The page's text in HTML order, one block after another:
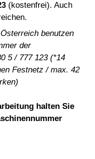
(kostenfrei). Auch
benutzen
der
5 / 777 123 (*14
Festnetz / max. 42
halten Sie